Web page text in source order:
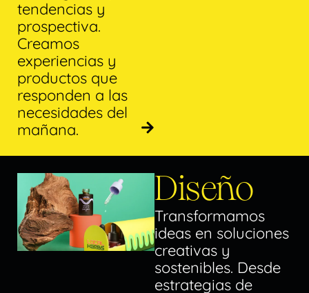
tendencias y
prospectiva.
Creamos
experiencias y
productos que
responden a las
necesidades del
mañana.
Diseño
Transformamos
ideas en soluciones
creativas y
sostenibles. Desde
estrategias de